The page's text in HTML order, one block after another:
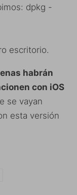
dpkg -
escritorio.
habrán
con iOS
se vayan
esta versión